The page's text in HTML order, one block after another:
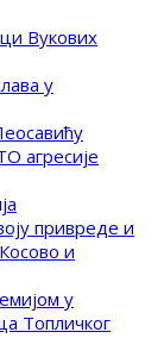
Вукових
у
агресије
привреде и
и
у
Топличког